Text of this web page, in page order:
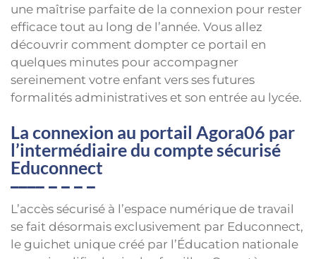
une maîtrise parfaite de la connexion pour rester
efficace tout au long de l’année. Vous allez
découvrir comment dompter ce portail en
quelques minutes pour accompagner
sereinement votre enfant vers ses futures
formalités administratives et son entrée au lycée.
La connexion au portail Agora06 par
l’intermédiaire du compte sécurisé
Educonnect
L’accès sécurisé à l’espace numérique de travail
se fait désormais exclusivement par Educonnect,
le guichet unique créé par l’Éducation nationale